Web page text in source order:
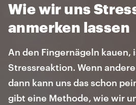
Wie wir uns
anmerken lassen
An den Fingernägeln kauen,
Stressreaktion. Wenn
dann kann uns das schon
gibt eine Methode, wie wir